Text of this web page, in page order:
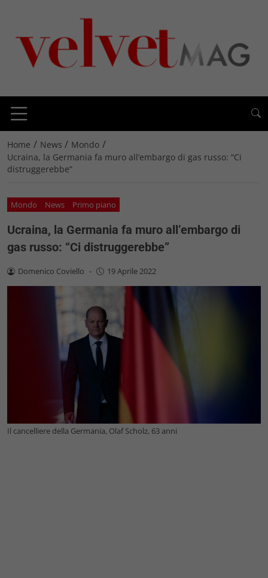
Home / News / Mondo /
Ucraina, la Germania fa muro all’embargo di gas russo: “Ci
distruggerebbe”
Mondo News Primo piano
Ucraina, la Germania fa muro all’embargo di
gas russo: “Ci distruggerebbe”
Domenico Coviello - 19 Aprile 2022
Il cancelliere della Germania, Olaf Scholz, 63 anni